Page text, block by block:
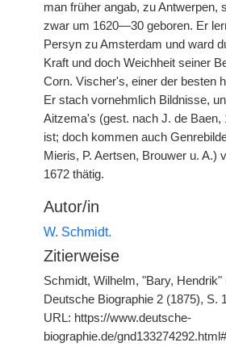
man früher angab, zu Antwerpen,
zwar um 1620—30 geboren. Er
Persyn zu Amsterdam und ward
Kraft und doch Weichheit seiner
Corn. Vischer's, einer der besten
Er stach vornehmlich Bildnisse,
Aitzema's (gest. nach J. de Baen,
ist; doch kommen auch
Mieris, P. Aertsen, Brouwer u. A.)
1672 thätig.
Autor/in
W. Schmidt.
Zitierweise
Schmidt, Wilhelm, "Bary, Hendrik"
Deutsche Biographie 2 (1875), S.
URL: https://www.deutsche-
biographie.de/